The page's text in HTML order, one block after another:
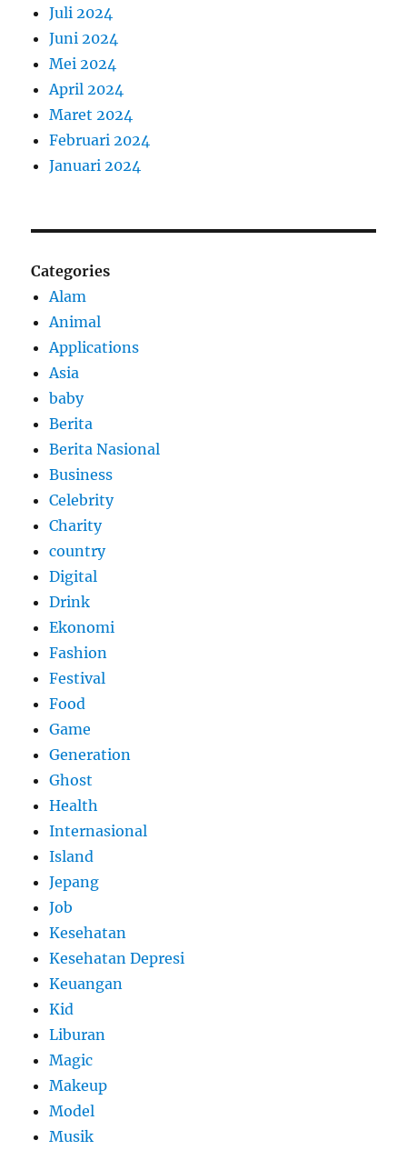
Juli 2024
Juni 2024
Mei 2024
April 2024
Maret 2024
Februari 2024
Januari 2024
Categories
Alam
Animal
Applications
Asia
baby
Berita
Berita Nasional
Business
Celebrity
Charity
country
Digital
Drink
Ekonomi
Fashion
Festival
Food
Game
Generation
Ghost
Health
Internasional
Island
Jepang
Job
Kesehatan
Kesehatan Depresi
Keuangan
Kid
Liburan
Magic
Makeup
Model
Musik